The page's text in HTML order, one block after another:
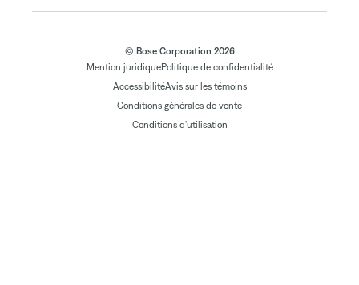
© Bose Corporation 2026
Mention juridiquePolitique de confidentialité
AccessibilitéAvis sur les témoins
Conditions générales de vente
Conditions d'utilisation